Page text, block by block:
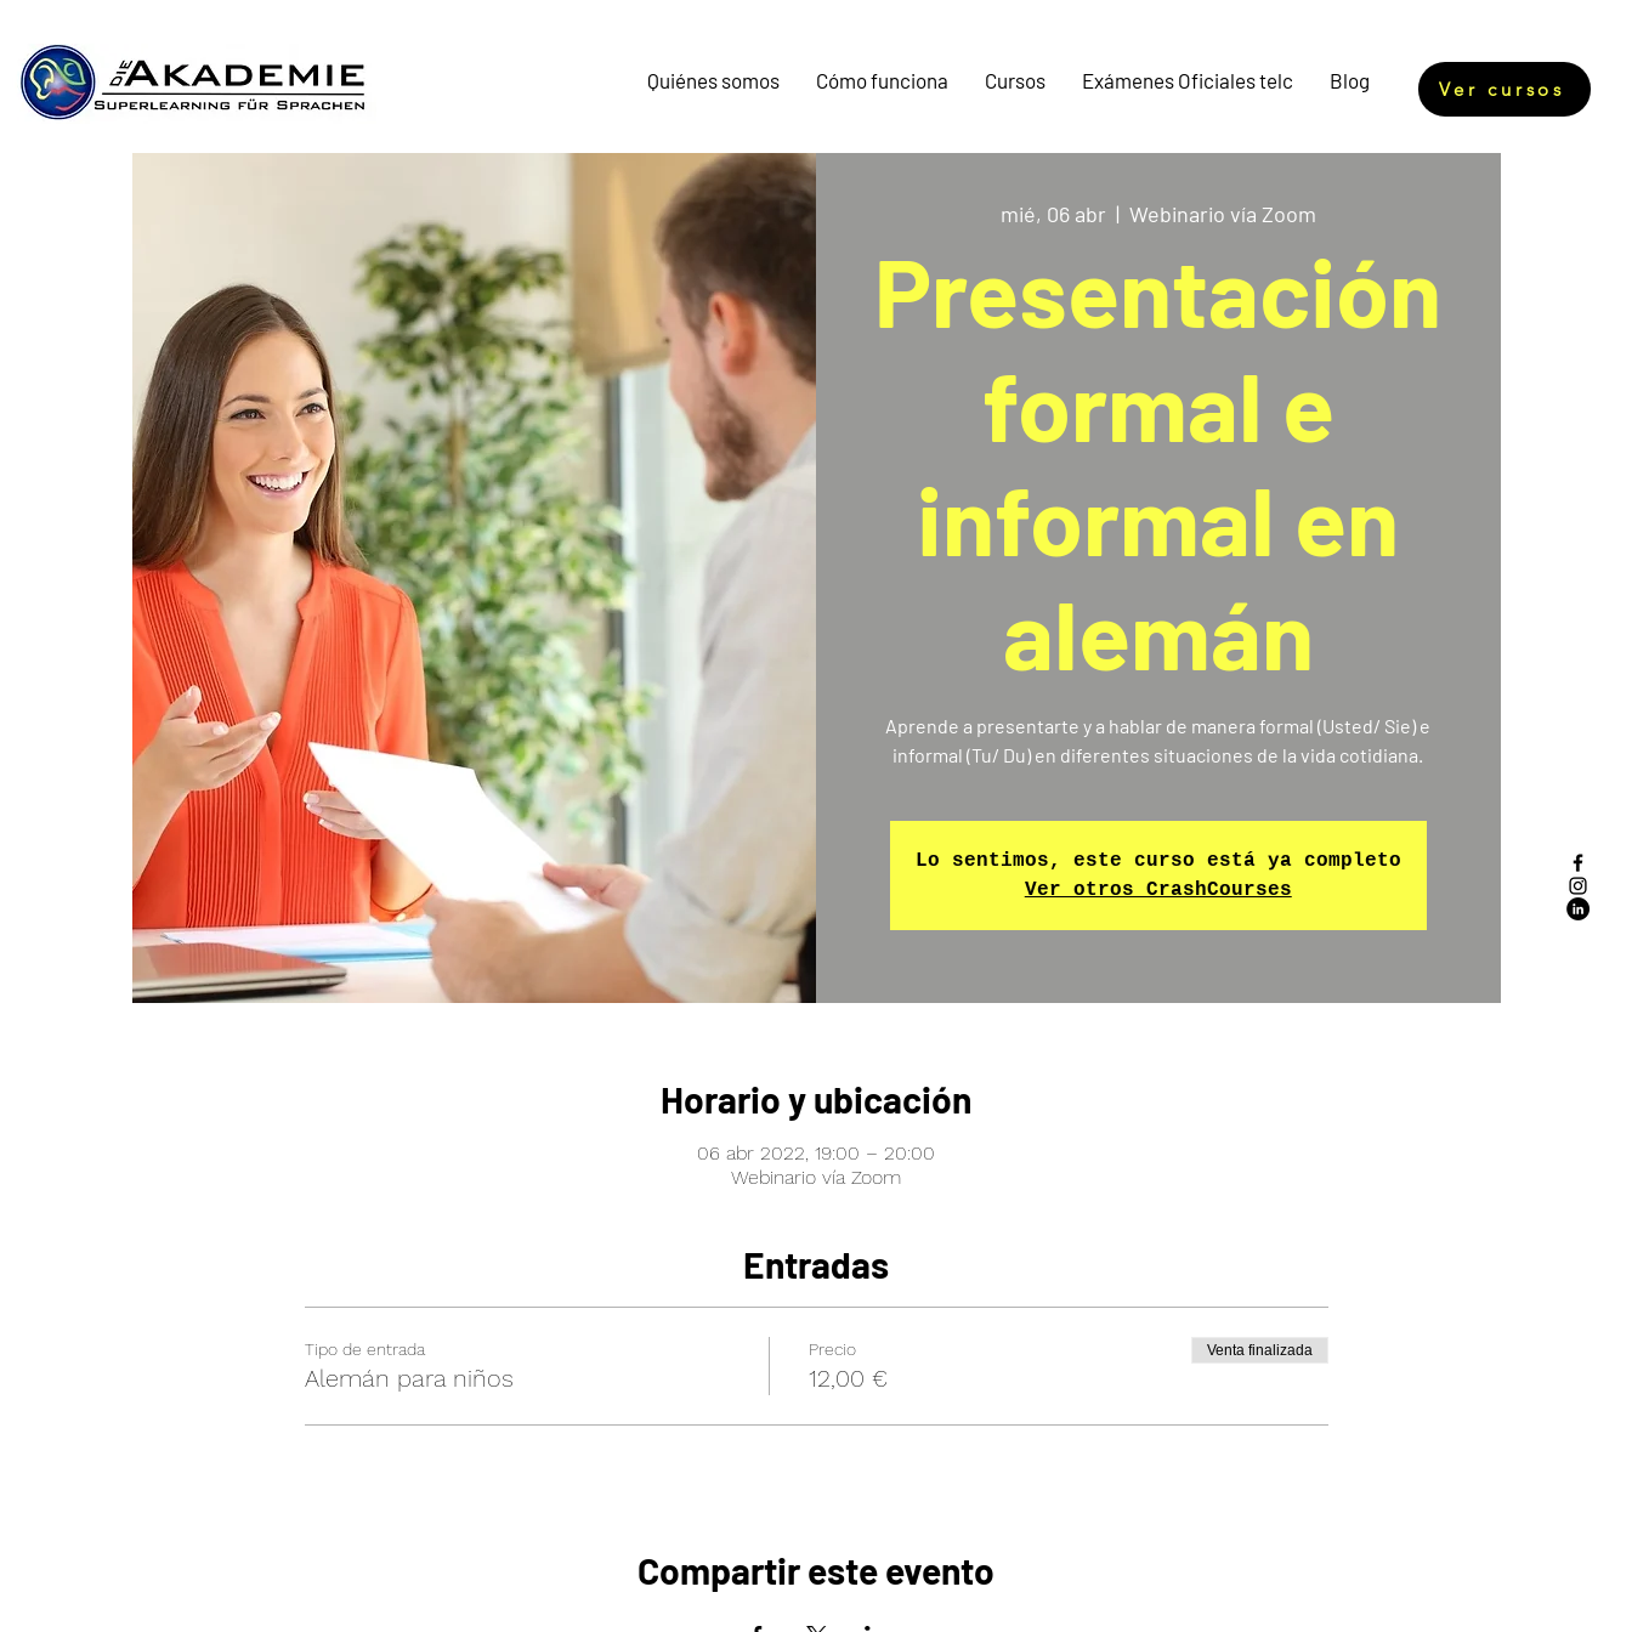
Quiénes somos Cómo funciona Cursos Exámenes Oficiales telc Blog Ver cursos
mié, 06 abr
  |
Webinario vía Zoom
Presentación
formal e
informal en
alemán
Aprende a presentarte y a hablar de manera formal (Usted/ Sie) e
Lo sentimos, este curso está ya completo
Ver otros CrashCourses
Horario y ubicación
06 abr 2022, 19:00 – 20:00
Webinario vía Zoom
Entradas
Tipo de entrada
Alemán para niños
Precio
12,00 €
Venta finalizada
Compartir este evento